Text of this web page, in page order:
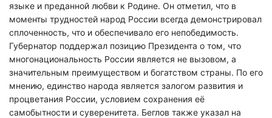
языке и преданной любви к Родине. Он отметил, что в
моменты трудностей народ России всегда демонстрировал
сплоченность, что и обеспечивало его непобедимость.
Губернатор поддержал позицию Президента о том, что
многонациональность России является не вызовом, а
значительным преимуществом и богатством страны. По его
мнению, единство народа является залогом развития и
процветания России, условием сохранения её
самобытности и суверенитета. Беглов также указал на